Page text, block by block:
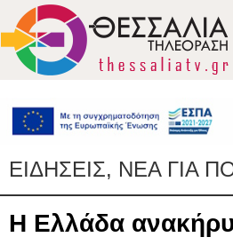
ΕΙΔΗΣΕΙΣ, ΝΕΑ ΓΙΑ
Η Ελλάδα